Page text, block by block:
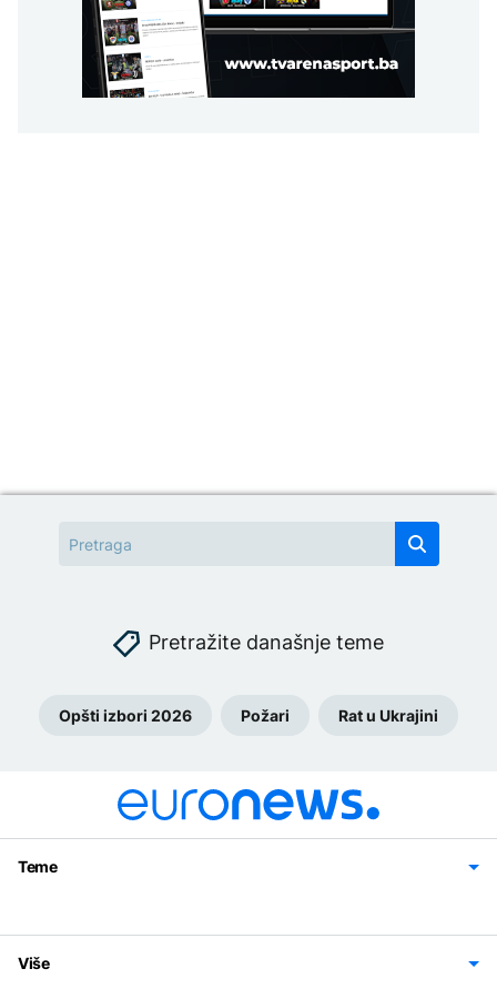
Pretražite današnje teme
Opšti izbori 2026 Požari Rat u Ukrajini
Teme
Svijet
Sport
Magazin
Više